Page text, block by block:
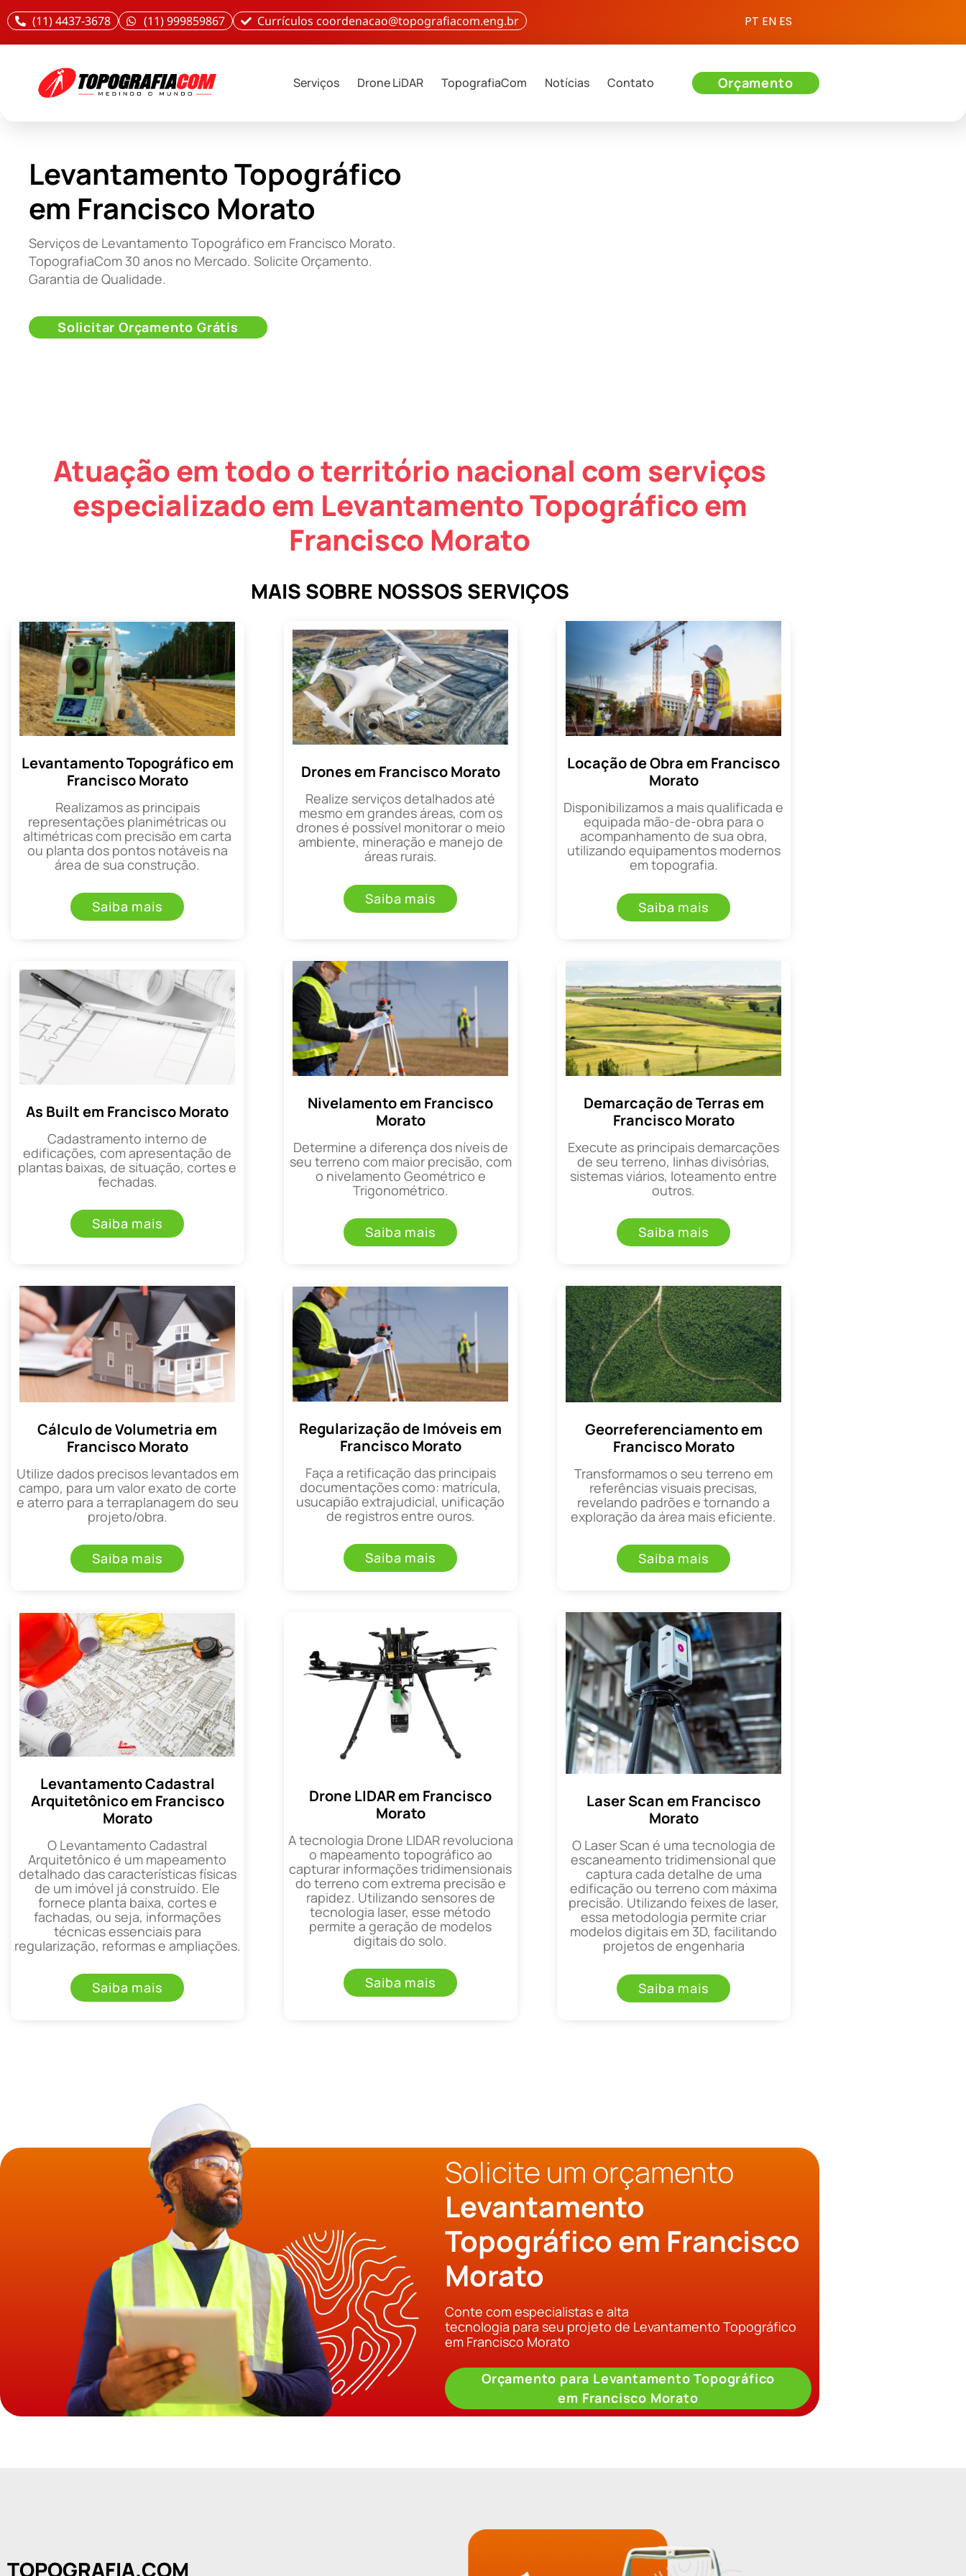
(11) 4437-3678 (11) 999859867 Currículos coordenacao@topografiacom.eng.br PT EN ES
Serviços Drone LiDAR TopografiaCom Notícias Contato Orçamento
Levantamento Topográfico
em Francisco Morato
Serviços de Levantamento Topográfico em Francisco Morato.
TopografiaCom 30 anos no Mercado. Solicite Orçamento.
Garantia de Qualidade.
Solicitar Orçamento Grátis
Atuação em todo o território nacional com serviços
especializado em Levantamento Topográfico em
Francisco Morato
MAIS SOBRE NOSSOS SERVIÇOS
Levantamento Topográfico em
Francisco Morato
Realizamos as principais
representações planimétricas ou
altimétricas com precisão em carta
ou planta dos pontos notáveis na
área de sua construção.
Saiba mais
Drones em Francisco Morato
Realize serviços detalhados até
mesmo em grandes áreas, com os
drones é possível monitorar o meio
ambiente, mineração e manejo de
áreas rurais.
Saiba mais
Locação de Obra em Francisco
Morato
Disponibilizamos a mais qualificada e
equipada mão-de-obra para o
acompanhamento de sua obra,
utilizando equipamentos modernos
em topografia.
Saiba mais
As Built em Francisco Morato
Cadastramento interno de
edificações, com apresentação de
plantas baixas, de situação, cortes e
fechadas.
Saiba mais
Nivelamento em Francisco
Morato
Determine a diferença dos níveis de
seu terreno com maior precisão, com
o nivelamento Geométrico e
Trigonométrico.
Saiba mais
Demarcação de Terras em
Francisco Morato
Execute as principais demarcações
de seu terreno, linhas divisórias,
sistemas viários, loteamento entre
outros.
Saiba mais
Cálculo de Volumetria em
Francisco Morato
Utilize dados precisos levantados em
campo, para um valor exato de corte
e aterro para a terraplanagem do seu
projeto/obra.
Saiba mais
Regularização de Imóveis em
Francisco Morato
Faça a retificação das principais
documentações como: matrícula,
usucapião extrajudicial, unificação
de registros entre ouros.
Saiba mais
Georreferenciamento em
Francisco Morato
Transformamos o seu terreno em
referências visuais precisas,
revelando padrões e tornando a
exploração da área mais eficiente.
Saiba mais
Levantamento Cadastral
Arquitetônico em Francisco
Morato
O Levantamento Cadastral
Arquitetônico é um mapeamento
detalhado das características físicas
de um imóvel já construído. Ele
fornece planta baixa, cortes e
fachadas, ou seja, informações
técnicas essenciais para
regularização, reformas e ampliações.
Saiba mais
Drone LIDAR em Francisco
Morato
A tecnologia Drone LIDAR revoluciona
o mapeamento topográfico ao
capturar informações tridimensionais
do terreno com extrema precisão e
rapidez. Utilizando sensores de
tecnologia laser, esse método
permite a geração de modelos
digitais do solo.
Saiba mais
Laser Scan em Francisco
Morato
O Laser Scan é uma tecnologia de
escaneamento tridimensional que
captura cada detalhe de uma
edificação ou terreno com máxima
precisão. Utilizando feixes de laser,
essa metodologia permite criar
modelos digitais em 3D, facilitando
projetos de engenharia
Saiba mais
Solicite um orçamento
Levantamento
Topográfico em Francisco
Morato
Conte com especialistas e alta
tecnologia para seu projeto de Levantamento Topográfico
em Francisco Morato
Orçamento para Levantamento Topográfico
em Francisco Morato
TOPOGRAFIA.COM